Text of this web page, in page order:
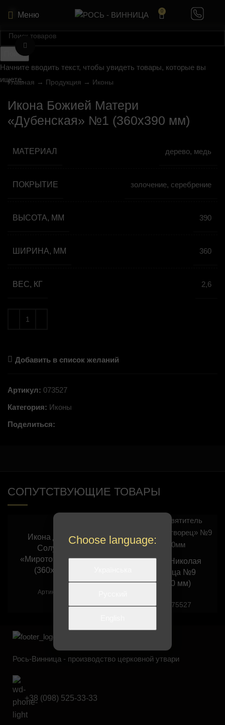
Меню 0
Главная → Продукция → Иконы
Икона Божией Матери
«Дубенская» №1 (360х390 мм)
МАТЕРИАЛ дерево, медь
ПОКРЫТИЕ золочение, серебрение
ВЫСОТА, ММ 390
ШИРИНА, ММ 360
ВЕС, КГ 2,6
Добавить в список желаний
Артикул: 073527
Категория: Иконы
Поделиться:
СОПУТСТВУЮЩИЕ ТОВАРЫ
Икона Димитрия
Солунского
«Мироточивого» №1
(360х450 мм)
Артикул:
Икона св. Николая
Чудотворца №9
(190х210 мм)
Артикул: 075527
Рось-Винница - производство церковной утвари
+38 (098) 525-33-33
Поиск
Начните вводить текст, чтобы увидеть товары, которые вы
ищете.
Choose language: